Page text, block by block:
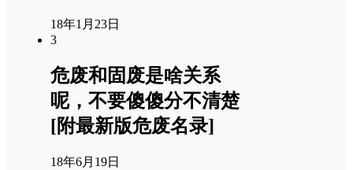
18年1月23日
3
危废和固废是啥关系
呢，不要傻傻分不清楚
[附最新版危废名录]
18年6月19日